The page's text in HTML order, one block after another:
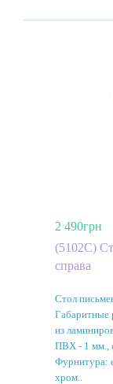
2 490грн
(5102C)
справа
Стол
Габаритные
из
ПВХ - 1 мм.,
Фурнитура:
хром..